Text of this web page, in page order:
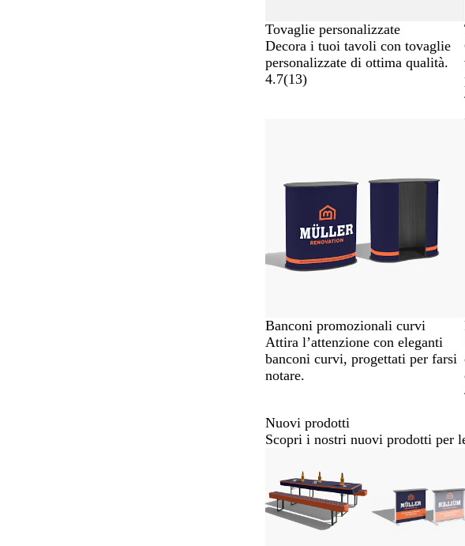
Tovaglie personalizzate
Decora i tuoi tavoli con tovaglie
personalizzate di ottima qualità.
4.7(13)
Banconi promozionali curvi
Attira l’attenzione con eleganti
banconi curvi, progettati per farsi
notare.
Nuovi prodotti
Scopri i nostri nuovi prodotti per
1
a